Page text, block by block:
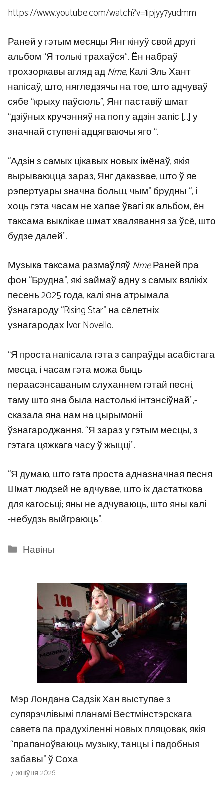
https://www.youtube.com/watch?v=1ipjyy7yudmm
Раней у гэтым месяцы Янг кінуў свой другі
альбом “Я толькі трахаўся”. Ён набраў
трохзоркавы агляд адNme,Калі Эль Хант
напісаў, што, нягледзячы на ​​тое, што адчуваў
сябе “крыху паўсюль”, Янг паставіў шмат
“дзіўных кручэнняў на поп у адзін запіс […] у
значнай ступені адцягваючы яго “.
“Адзін з самых цікавых новых імёнаў, якія
вырываюцца зараз, Янг даказвае, што ў яе
рэпертуары значна больш, чым” брудны “, і
хоць гэта часам не хапае ўвагі як альбом, ён
таксама выклікае шмат хвалявання за ўсё, што
будзе далей”.
Музыка таксама размаўляўNmeРаней пра
фон “Брудна”, які займаў адну з самых вялікіх
песень 2025 года, калі яна атрымала
ўзнагароду “Rising Star” на сёлетніх
узнагародах Ivor Novello.
“Я проста напісала гэта з сапраўды асабістага
месца, і часам гэта можа быць
пераасэнсаваным слуханнем гэтай песні,
таму што яна была настолькі інтэнсіўнай”,-
сказала яна нам на цырымоніі
ўзнагароджання. “Я зараз у гэтым месцы, з
гэтага цяжкага часу ў жыцці”.
“Я думаю, што гэта проста адназначная песня.
Шмат людзей не адчувае, што іх дастаткова
для кагосьці; яны не адчуваюць, што яны калі
-небудзь выйграюць”.
Categories
Навіны
Мэр Лондана Садзік Хан выступае з
супярэчлівымі планамі Вестмінстэрскага
савета па прадухіленні новых пляцовак, якія
“прапаноўваюць музыку, танцы і падобныя
забавы” ў Соха
7 жніўня 2026